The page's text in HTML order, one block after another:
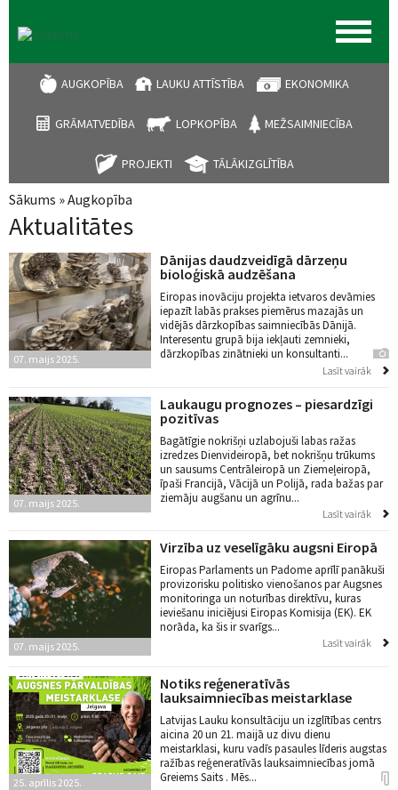
AUGKOPĪBA LAUKU ATTĪSTĪBA EKONOMIKA
GRĀMATVEDĪBA LOPKOPĪBA MEŽSAIMNIECĪBA
PROJEKTI TĀLĀKIZGLĪTĪBA
Jūs atrodaties šeit
Sākums »Augkopība
Aktualitātes
07. maijs 2025.
Dānijas daudzveidīgā dārzeņu
bioloģiskā audzēšana
Eiropas inovāciju projekta ietvaros devāmies
iepazīt labās prakses piemērus mazajās un
vidējās dārzkopības saimniecībās Dānijā.
Interesentu grupā bija iekļauti zemnieki,
dārzkopības zinātnieki un konsultanti...
Lasīt vairāk
07. maijs 2025.
Laukaugu prognozes – piesardzīgi
pozitīvas
Bagātīgie nokrišņi uzlabojuši labas ražas
izredzes Dienvideiropā, bet nokrišņu trūkums
un sausums Centrāleiropā un Ziemeļeiropā,
īpaši Francijā, Vācijā un Polijā, rada bažas par
ziemāju augšanu un agrīnu...
Lasīt vairāk
07. maijs 2025.
Virzība uz veselīgāku augsni Eiropā
Eiropas Parlaments un Padome aprīlī panākuši
provizorisku politisko vienošanos par Augsnes
monitoringa un noturības direktīvu, kuras
ieviešanu iniciējusi Eiropas Komisija (EK). EK
norāda, ka šis ir svarīgs...
Lasīt vairāk
25. aprīlis 2025.
Notiks reģeneratīvās
lauksaimniecības meistarklase
Latvijas Lauku konsultāciju un izglītības centrs
aicina 20 un 21. maijā uz divu dienu
meistarklasi, kuru vadīs pasaules līderis augstas
ražības reģeneratīvās lauksaimniecības jomā
Greiems Saits . Mēs...